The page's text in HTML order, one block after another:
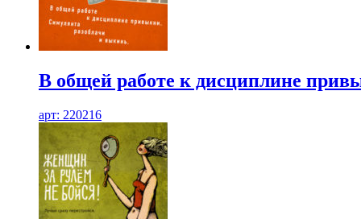
В общей работе к дисциплине
арт: 220216